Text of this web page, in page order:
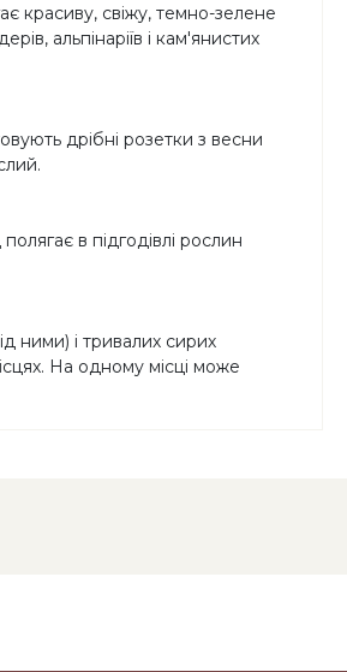
красиву, свіжу, темно-зелене
альпінаріїв і кам'янистих
дрібні розетки з весни
в підгодівлі рослин
ними) і тривалих сирих
На одному місці може